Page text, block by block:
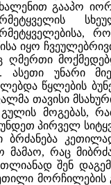
გააპო
იყო
ღმერთი
ასეთი უნარი
წყლების
თავისი
მოგებას,
პირველ
ბრძანება
მამაო, რაც
შენ